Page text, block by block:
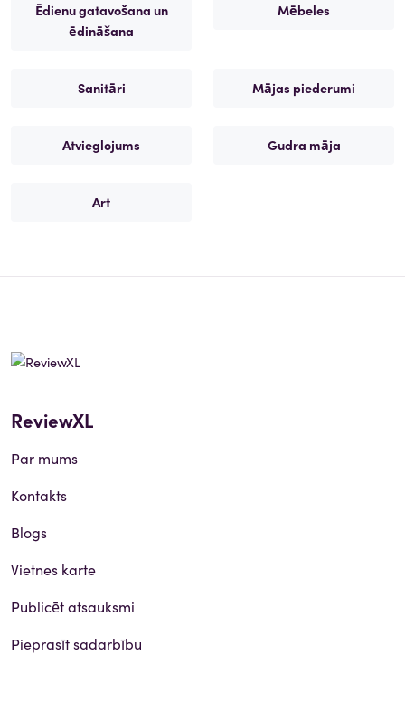
Ēdienu gatavošana un
ēdināšana
Mēbeles
Sanitāri Mājas piederumi
Atvieglojums Gudra māja
Art
ReviewXL
Par mums
Kontakts
Blogs
Vietnes karte
Publicēt atsauksmi
Pieprasīt sadarbību